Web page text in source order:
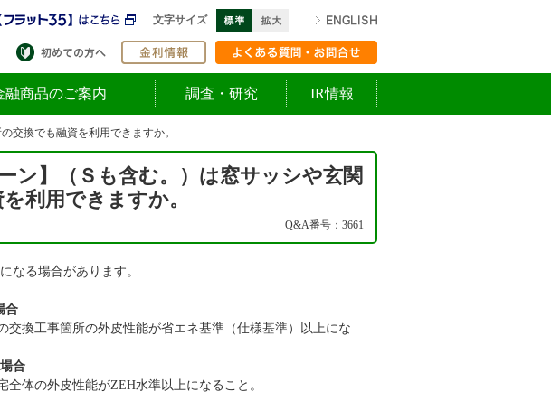
文字サイズ 標準
採用情報 初めての方へ 金利情報
融商品のご案内 調査・研究 IR情報
交換でも融資を利用できますか。
ン】（Ｓも含む。）は窓サッシや玄関
利用できますか。
Q&A番号：3661
なる場合があります。
合
交換工事箇所の外皮性能が省エネ基準（仕様基準）以上にな
合
全体の外皮性能がZEH水準以上になること。